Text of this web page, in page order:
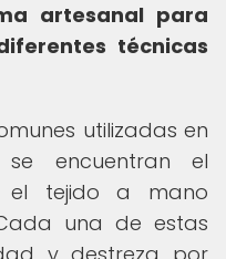
artesanal para
técnicas
utilizadas en
encuentran el
el tejido a mano
una de estas